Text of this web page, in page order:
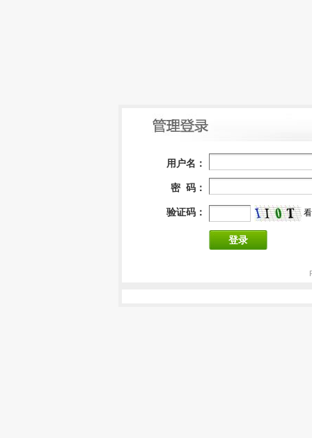
用户名：
密 码：
验证码：
登录